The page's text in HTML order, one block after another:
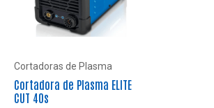
Cortadoras de Plasma
Cortadora de Plasma ELITE
CUT 40s